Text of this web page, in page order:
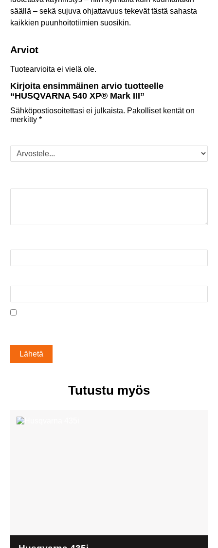
säällä – sekä sujuva ohjattavuus tekevät tästä sahasta
kaikkien puunhoitotiimien suosikin.
Arviot
Tuotearvioita ei vielä ole.
Kirjoita ensimmäinen arvio tuotteelle
“HUSQVARNA 540 XP® Mark III”
Sähköpostiosoitettasi ei julkaista. Pakolliset kentät on
merkitty *
Tutustu myös